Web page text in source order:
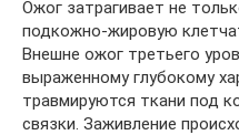
Ожог затрагивает не
подкожно-жировую
Внешне ожог третьего
выраженному глубокому
травмируются ткани под
связки. Заживление